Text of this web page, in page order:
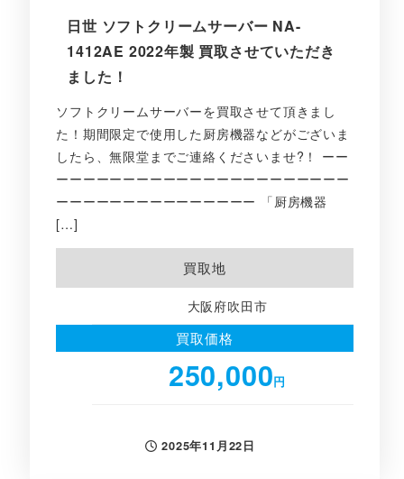
日世 ソフトクリームサーバー NA-
1412AE 2022年製 買取させていただき
ました！
ソフトクリームサーバーを買取させて頂きまし
た！期間限定で使用した厨房機器などがございま
したら、無限堂までご連絡くださいませ?！ ーー
ーーーーーーーーーーーーーーーーーーーーーー
ーーーーーーーーーーーーーーー 「厨房機器
[…]
買取地
大阪府吹田市
買取価格
250,000円
投稿日
2025年11月22日